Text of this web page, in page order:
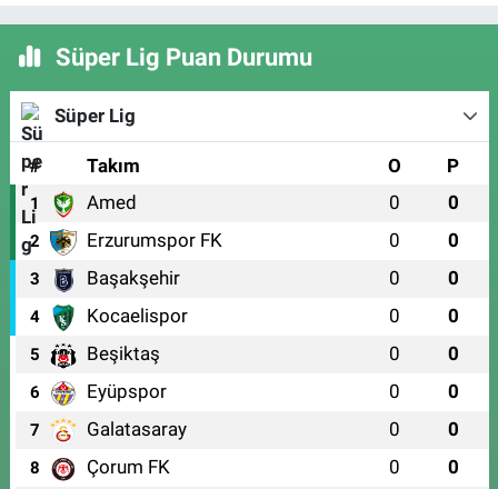
Süper Lig Puan Durumu
Süper Lig
# Takım O P
1 Amed 0 0
2 Erzurumspor FK 0 0
3 Başakşehir 0 0
4 Kocaelispor 0 0
5 Beşiktaş 0 0
6 Eyüpspor 0 0
7 Galatasaray 0 0
8 Çorum FK 0 0